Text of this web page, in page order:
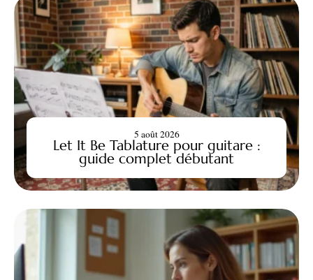
Let It Be Tablature pour guitare :
guide complet débutant
5 août 2026